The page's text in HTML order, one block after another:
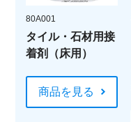
80A001
タイル・石材用接
着剤（床用）
商品を見る